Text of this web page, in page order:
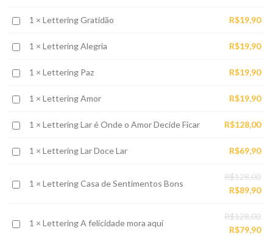
Bejota
peças)
é:
Lettering
Gratidão
1 × Lettering Gratidão R$19,90
Lettering
Alegria
1 × Lettering Alegria R$19,90
Lettering
Paz
1 × Lettering Paz R$19,90
Lettering
Amor
1 × Lettering Amor R$19,90
Lettering
Lar
é
Onde
Amor
Decide
Ficar
1 × Lettering Lar é Onde o Amor Decide Ficar R$128,00
Lettering
Lar
Lar
1 × Lettering Lar Doce Lar R$69,90
Lettering
Sentimentos
1 × Lettering Casa de Sentimentos Bons
R$128,00O
R$89,90O
é:
Lettering
1 × Lettering A felicidade mora aqui
R$128,00O
R$79,90O